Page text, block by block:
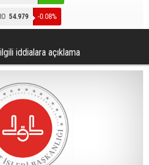
54.979 -0.08%
iddialara açıklama